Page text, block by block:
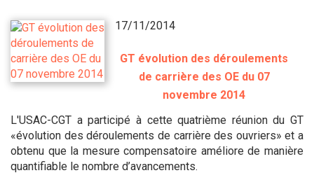
17/11/2014
GT évolution des déroulements
de carrière des OE du 07
novembre 2014
L'USAC-CGT a participé à cette quatrième réunion du GT
«évolution des déroulements de carrière des ouvriers» et a
obtenu que la mesure compensatoire améliore de manière
quantifiable le nombre d’avancements.